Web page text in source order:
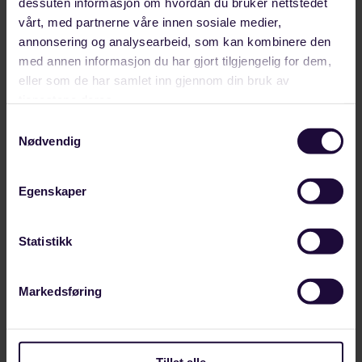
vårt, med partnerne våre innen sosiale medier,
annonsering og analysearbeid, som kan kombinere den
med annen informasjon du har gjort tilgjengelig for dem,
eller som de har samlet inn gjennom din bruk av
Nødvendig
Egenskaper
Statistikk
Markedsføring
Del
på
facebook
Del
på
linkedin
Del
link
Sist oppdatert: 7. april 2022
Arthur Svensson
Internasjonalt
Relaterte artikler